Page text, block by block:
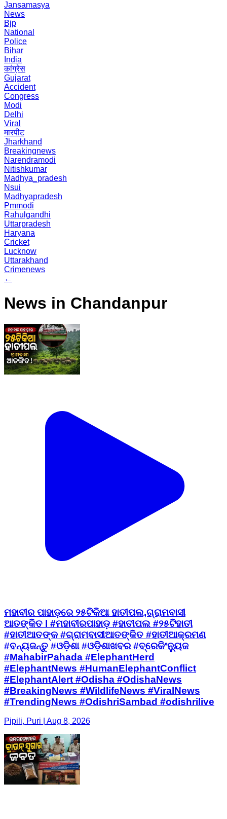
Jansamasya
News
Bjp
National
Police
Bihar
India
कांग्रेस
Gujarat
Accident
Congress
Modi
Delhi
Viral
मारपीट
Jharkhand
Breakingnews
Narendramodi
Nitishkumar
Madhya_pradesh
Nsui
Madhyapradesh
Pmmodi
Rahulgandhi
Uttarpradesh
Haryana
Cricket
Lucknow
Uttarakhand
Crimenews
←
News in Chandanpur
ମହାବୀର ପାହାଡ଼ରେ ୨୫ଟିକିଆ ହାତୀପଲ,ଗ୍ରାମବାସୀ
ଆତଙ୍କିତ l #ମହାବୀରପାହାଡ଼ #ହାତୀପଲ #୨୫ଟିହାତୀ
#ହାତୀଆତଙ୍କ #ଗ୍ରାମବାସୀଆତଙ୍କିତ #ହାତୀଆକ୍ରମଣ
#ବନ୍ୟଜନ୍ତୁ #ଓଡ଼ିଶା #ଓଡ଼ିଶାଖବର #ବ୍ରେକିଂନ୍ୟୁଜ
#MahabirPahada #ElephantHerd
#ElephantNews #HumanElephantConflict
#ElephantAlert #Odisha #OdishaNews
#BreakingNews #WildlifeNews #ViralNews
#TrendingNews #OdishriSambad #odishrilive
Pipili, Puri | Aug 8, 2026